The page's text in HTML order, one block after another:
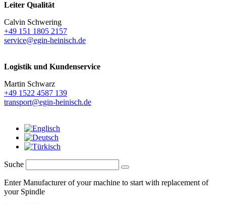
Leiter Qualität
Calvin Schwering
+49 151 1805 2157
service@egin-heinisch.de
Logistik und Kundenservice
Martin Schwarz
+49 1522 4587 139
transport@egin-heinisch.de
Suche
Enter Manufacturer of your machine to start with replacement of
your Spindle